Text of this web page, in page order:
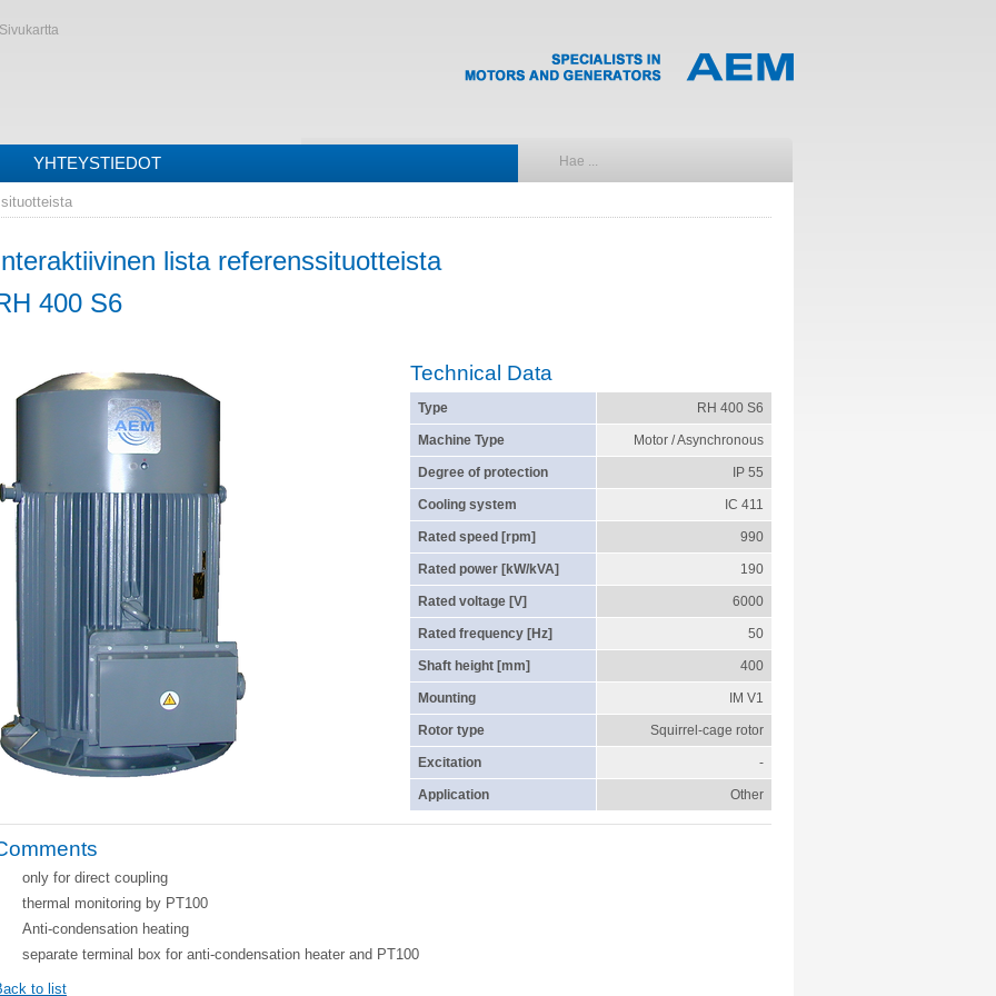
Sivukartta
YHTEYSTIEDOT
lista referenssituotteista
400 S6
Technical Data
Type RH 400 S6
Machine Type Motor / Asynchronous
Degree of protection IP 55
Cooling system IC 411
Rated speed [rpm] 990
Rated power [kW/kVA] 190
Rated voltage [V] 6000
Rated frequency [Hz] 50
Shaft height [mm] 400
Mounting IM V1
Rotor type Squirrel-cage rotor
Excitation -
Application Other
only for direct coupling
thermal monitoring by PT100
Anti-condensation heating
separate terminal box for anti-condensation heater and PT100
to list